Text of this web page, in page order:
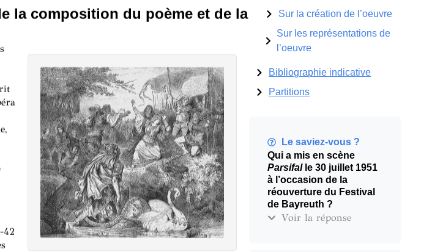
la composition du poème et de la
42
Sur la création de l’oeuvre
Sur les représentations de
l’oeuvre
Bibliographie indicative
Partitions
Le saviez-vous ?
Qui a mis en scène
Parsifalle 30 juillet 1951
à l’occasion de la
réouverture du Festival
de Bayreuth ?
Voir la réponse